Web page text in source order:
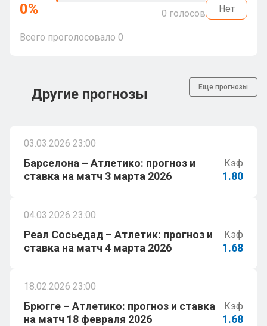
0% 0 голосов Нет
Всего проголосовало 0
Другие прогнозы Еще прогнозы
03.03.2026 23:00
Барселона – Атлетико: прогноз и
ставка на матч 3 марта 2026
Кэф
1.80
04.03.2026 23:00
Реал Сосьедад – Атлетик: прогноз и
ставка на матч 4 марта 2026
Кэф
1.68
18.02.2026 23:00
Брюгге – Атлетико: прогноз и ставка
на матч 18 февраля 2026
Кэф
1.68